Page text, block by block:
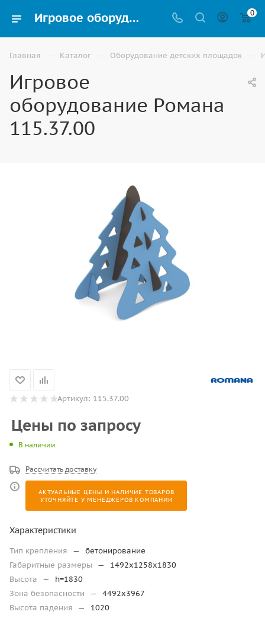
Игровое оборудование Романа 115.37.00 для детской площадки купить в Владикавказе 0
Главная — Каталог — Оборудование детских площадок —
Игровое
оборудование Романа
115.37.00
Артикул: 115.37.00
Цены по запросу
В наличии
Рассчитать доставку
АКТУАЛЬНЫЕ ЦЕНЫ И НАЛИЧИЕ ТОВАРОВ
УТОЧНЯЙТЕ У МЕНЕДЖЕРОВ КОМПАНИИ
Характеристики
Тип крепления —
бетонирование
Габаритные размеры
—
1492х1258х1830
Высота
—
h=1830
Зона безопасности
—
4492х3967
Высота падения
—
1020